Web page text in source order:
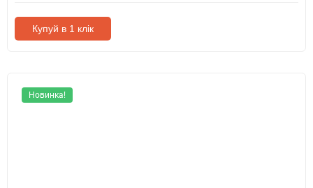
Купуй в 1 клік
Новинка!